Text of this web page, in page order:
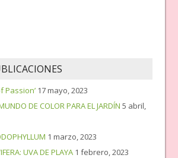
Passion’ 17 mayo, 2023
DE COLOR PARA EL JARDÍN 5 abril,
1 marzo, 2023
UVA DE PLAYA 1 febrero, 2023